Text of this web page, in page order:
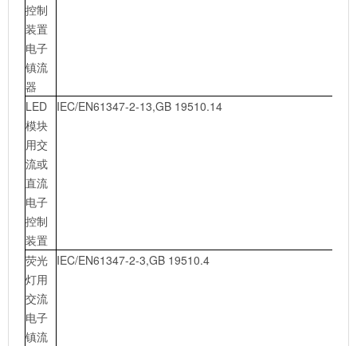
控制
装置
电子
镇流
器
LED
模块
用交
流或
直流
电子
控制
装置
IEC/EN61347-2-13,GB 19510.14
荧光
灯用
交流
电子
镇流
IEC/EN61347-2-3,GB 19510.4